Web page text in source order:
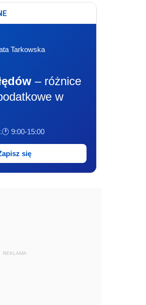
Tarkowska
– różnice
w
🕐 9:00-15:00
się
REKLAMA